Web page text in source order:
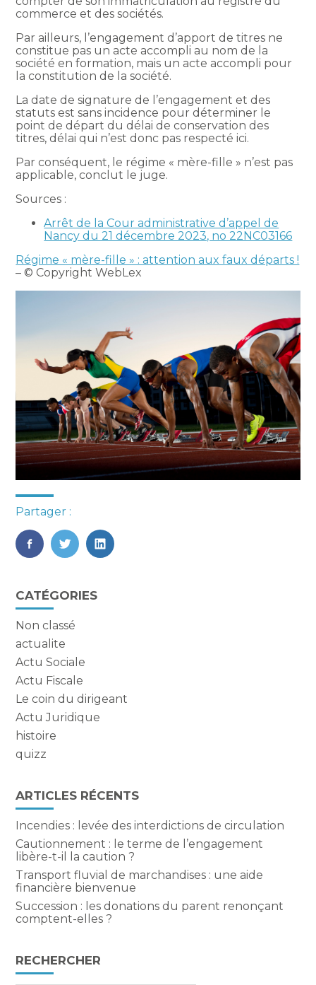
commerce et des sociétés.
Par ailleurs, l’engagement d’apport de titres ne
constitue pas un acte accompli au nom de la
société en formation, mais un acte accompli pour
la constitution de la société.
La date de signature de l’engagement et des
statuts est sans incidence pour déterminer le
point de départ du délai de conservation des
titres, délai qui n’est donc pas respecté ici.
Par conséquent, le régime « mère-fille » n’est pas
applicable, conclut le juge.
Sources :
Arrêt de la Cour administrative d’appel de
Nancy du 21 décembre 2023, no 22NC03166
Régime « mère-fille » : attention aux faux départs !
– © Copyright WebLex
Partager :
FaceBook
TwitterLinkedIn
Blog
sidebar
CATÉGORIES
Non classé
actualite
Actu Sociale
Actu Fiscale
Le coin du dirigeant
Actu Juridique
histoire
quizz
ARTICLES RÉCENTS
Incendies : levée des interdictions de circulation
Cautionnement : le terme de l’engagement
libère-t-il la caution ?
Transport fluvial de marchandises : une aide
financière bienvenue
Succession : les donations du parent renonçant
comptent-elles ?
RECHERCHER